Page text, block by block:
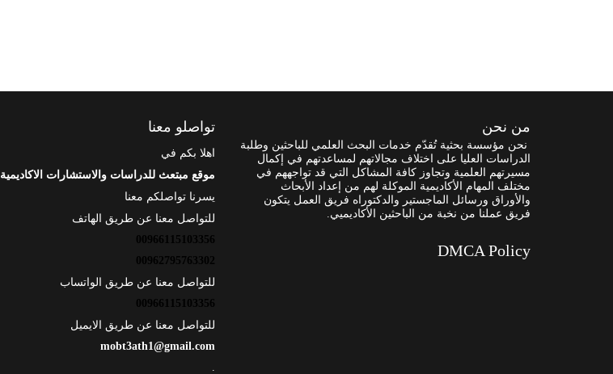
من نحن
نحن مؤسسة بحثية تُقدّم خدمات البحث العلمي للباحثين وطلبة
الدراسات العليا على اختلاف مجالاتهم لمساعدتهم في إكمال
مسيرتهم العلمية وتجاوز كافة المشاكل التي قد تواجههم في
مختلف المهام الأكاديمية الموكلة لهم من إعداد الأبحاث
والأوراق ورسائل الماجستير والدكتوراه فريق العمل يتكون
فريق عملنا من نخبة من الباحثين الأكاديميي.
DMCA Policy
تواصلو معنا
اهلا بكم في
موقع مبتعث للدراسات والاستشارات الاكاديمية
يسرنا تواصلكم معنا
للتواصل معنا عن طريق الهاتف
00966115103356
00962795763302
للتواصل معنا عن طريق الواتساب
00966115103356
للتواصل معنا عن طريق الايميل
mobt3ath1@gmail.com